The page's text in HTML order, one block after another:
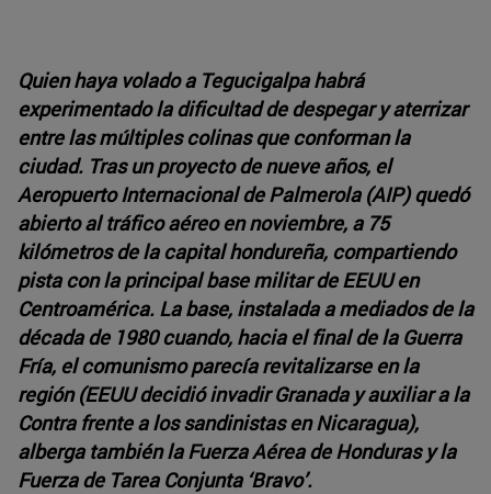
Quien haya volado a Tegucigalpa habrá
experimentado la dificultad de despegar y aterrizar
entre las múltiples colinas que conforman la
ciudad. Tras un proyecto de nueve años, el
Aeropuerto Internacional de Palmerola (AIP) quedó
abierto al tráfico aéreo en noviembre, a 75
kilómetros de la capital hondureña, compartiendo
pista con la principal base militar de EEUU en
Centroamérica. La base, instalada a mediados de la
década de 1980 cuando, hacia el final de la Guerra
Fría, el comunismo parecía revitalizarse en la
región (EEUU decidió invadir Granada y auxiliar a la
Contra frente a los sandinistas en Nicaragua),
alberga también la Fuerza Aérea de Honduras y la
Fuerza de Tarea Conjunta ‘Bravo’.